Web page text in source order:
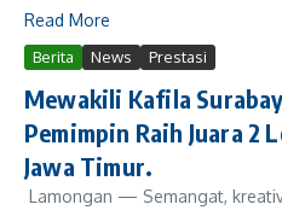
Read More
Berita News Prestasi
Mewakili Kafila
Pemimpin Raih Juara 2
Jawa Timur.
Lamongan — Semangat,